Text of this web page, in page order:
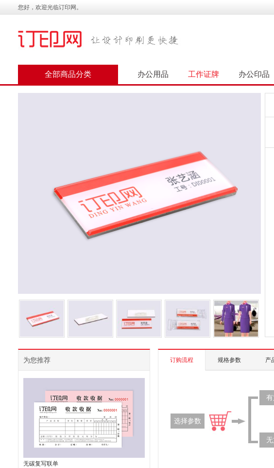
您好，欢迎光临订印网。
全部商品分类 办公用品 工作证牌 办公印品
为您推荐
无碳复写联单
订购流程 规格参数 产
选择参数